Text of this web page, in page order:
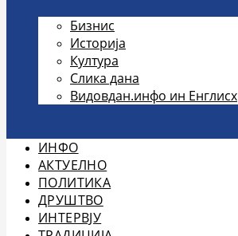
Бизнис
Историја
Култура
Слика дана
Видовдан.инфо ин Енглисх
ИНФО
АКТУЕЛНО
ПОЛИТИКА
ДРУШТВО
ИНТЕРВЈУ